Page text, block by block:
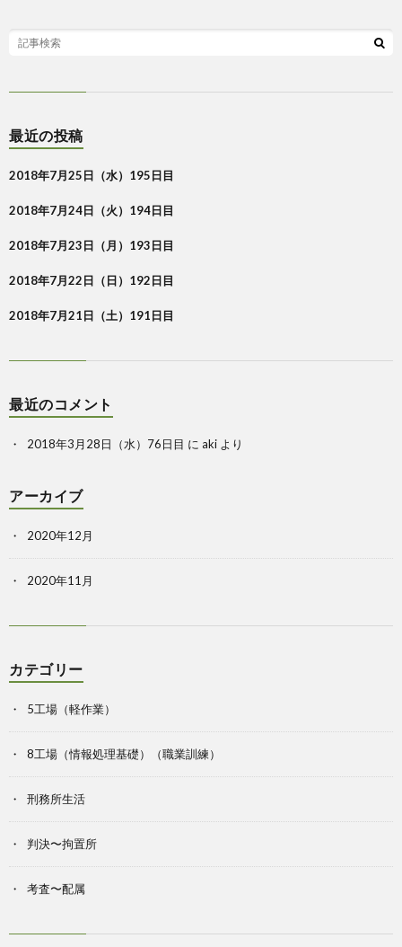
最近の投稿
2018年7月25日（水）195日目
2018年7月24日（火）194日目
2018年7月23日（月）193日目
2018年7月22日（日）192日目
2018年7月21日（土）191日目
最近のコメント
2018年3月28日（水）76日目 に aki より
アーカイブ
2020年12月
2020年11月
カテゴリー
5工場（軽作業）
8工場（情報処理基礎）（職業訓練）
刑務所生活
判決〜拘置所
考査〜配属